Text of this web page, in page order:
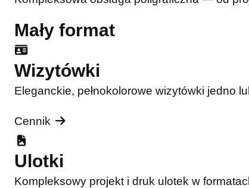
Mały format
Wizytówki
Eleganckie, pełnokolorowe wizytówki jedno
Cennik
Ulotki
Kompleksowy projekt i druk ulotek w